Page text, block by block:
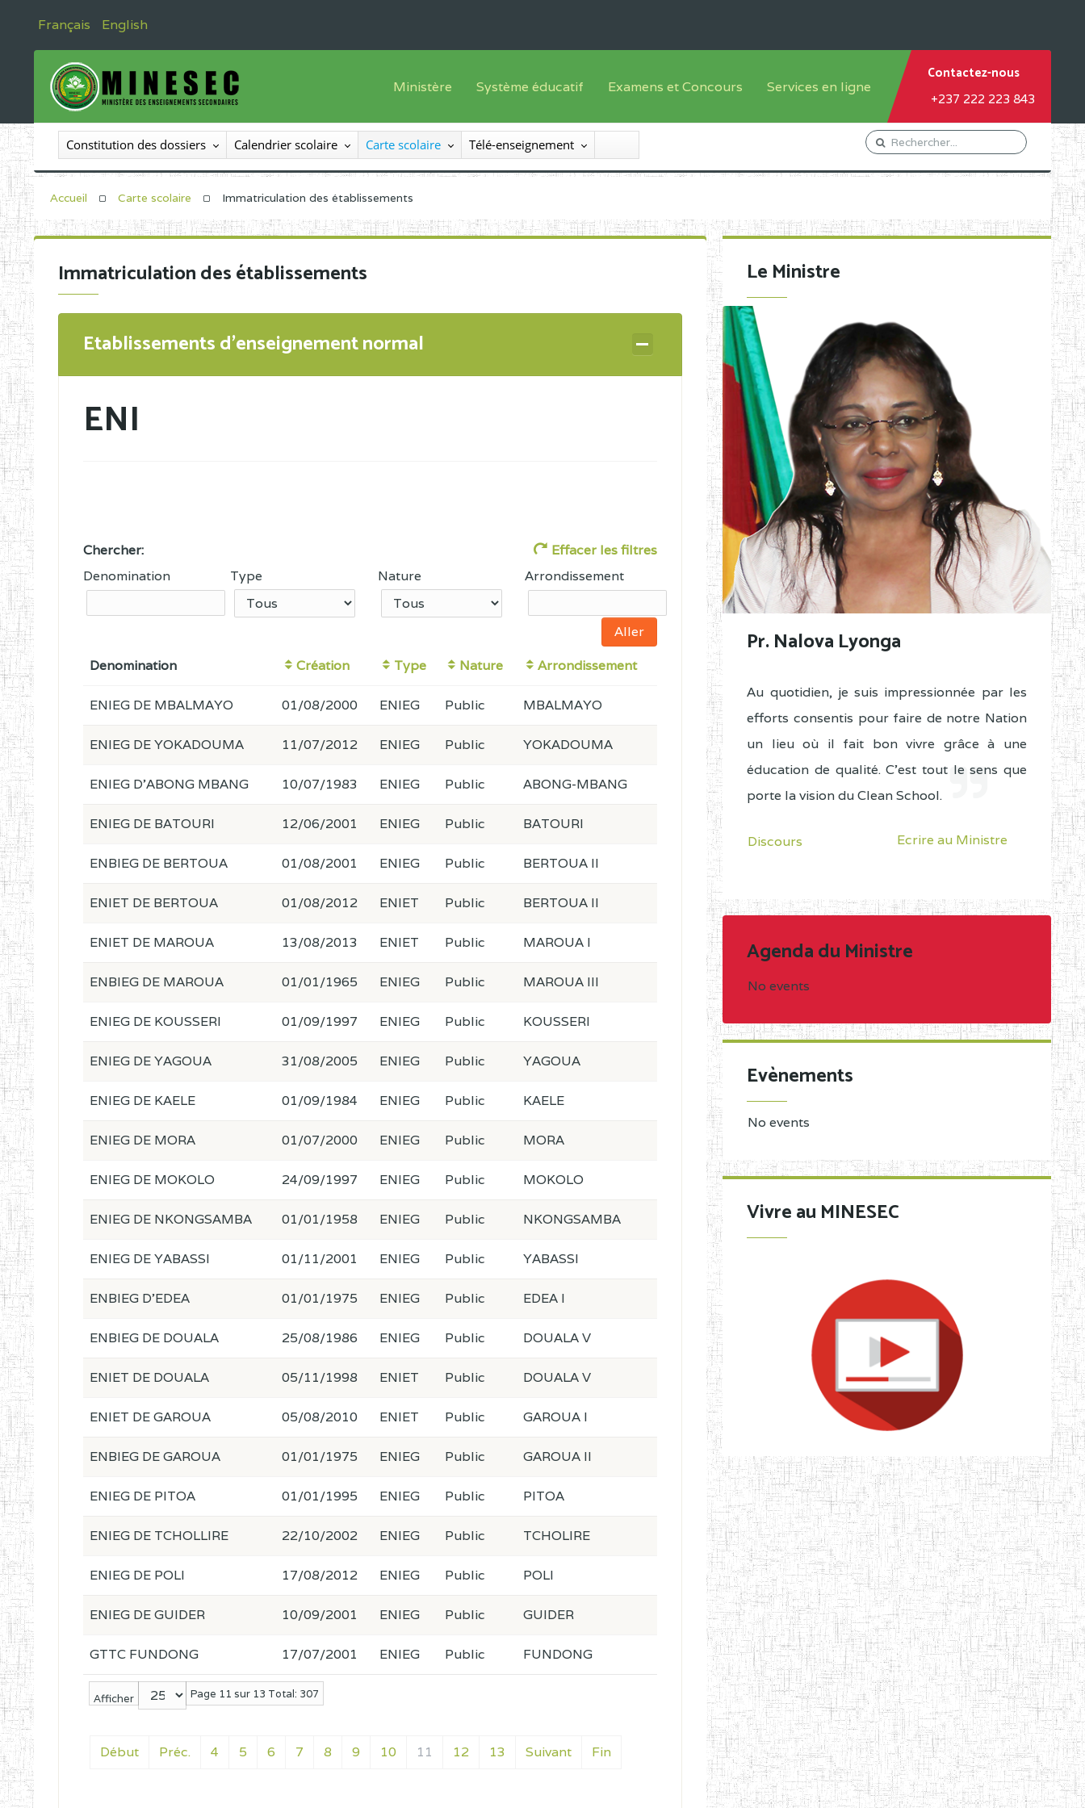
Français English
Ministère
Le Ministre
Le SEESEN
Inspection Générale des Enseignements
Organigramme
Système éducatif
Offre de formation
Sous système francophone
Progammes d'études
Examens et Concours
Inscriptions
Liste des candidats
Diplômes disponibles
Services en ligne
Orientation Conseil
Gestion du Personnel
Demande de subvention
Contactez-nous
+237 222 223 843
Constitution des dossiers Calendrier scolaire Carte scolaire Télé-enseignement
Accueil Carte scolaire Immatriculation des établissements
Immatriculation des établissements
Etablissements d'enseignement normal
ENI
Chercher:
Effacer les filtres
Denomination
Type Nature Arrondissement
Denomination Création Type Nature Arrondissement
Afficher Page 11 sur 13 Total: 307
Début Préc. 4 5 6 7 8 9 10 11 12 13 Suivant Fin
ENIEG DE MBALMAYO 01/08/2000 ENIEG Public MBALMAYO
ENIEG DE YOKADOUMA 11/07/2012 ENIEG Public YOKADOUMA
ENIEG D'ABONG MBANG 10/07/1983 ENIEG Public ABONG-MBANG
ENIEG DE BATOURI 12/06/2001 ENIEG Public BATOURI
ENBIEG DE BERTOUA 01/08/2001 ENIEG Public BERTOUA II
ENIET DE BERTOUA 01/08/2012 ENIET Public BERTOUA II
ENIET DE MAROUA 13/08/2013 ENIET Public MAROUA I
ENBIEG DE MAROUA 01/01/1965 ENIEG Public MAROUA III
ENIEG DE KOUSSERI 01/09/1997 ENIEG Public KOUSSERI
ENIEG DE YAGOUA 31/08/2005 ENIEG Public YAGOUA
ENIEG DE KAELE 01/09/1984 ENIEG Public KAELE
ENIEG DE MORA 01/07/2000 ENIEG Public MORA
ENIEG DE MOKOLO 24/09/1997 ENIEG Public MOKOLO
ENIEG DE NKONGSAMBA 01/01/1958 ENIEG Public NKONGSAMBA
ENIEG DE YABASSI 01/11/2001 ENIEG Public YABASSI
ENBIEG D'EDEA 01/01/1975 ENIEG Public EDEA I
ENBIEG DE DOUALA 25/08/1986 ENIEG Public DOUALA V
ENIET DE DOUALA 05/11/1998 ENIET Public DOUALA V
ENIET DE GAROUA 05/08/2010 ENIET Public GAROUA I
ENBIEG DE GAROUA 01/01/1975 ENIEG Public GAROUA II
ENIEG DE PITOA 01/01/1995 ENIEG Public PITOA
ENIEG DE TCHOLLIRE 22/10/2002 ENIEG Public TCHOLIRE
ENIEG DE POLI 17/08/2012 ENIEG Public POLI
ENIEG DE GUIDER 10/09/2001 ENIEG Public GUIDER
GTTC FUNDONG 17/07/2001 ENIEG Public FUNDONG
Le Ministre
Pr. Nalova Lyonga
Au quotidien, je suis impressionnée par les
efforts consentis pour faire de notre Nation
un lieu où il fait bon vivre grâce à une
éducation de qualité. C'est tout le sens que
porte la vision du Clean School.
Discours Ecrire au Ministre
Agenda du Ministre
No events
Evènements
No events
Vivre au MINESEC